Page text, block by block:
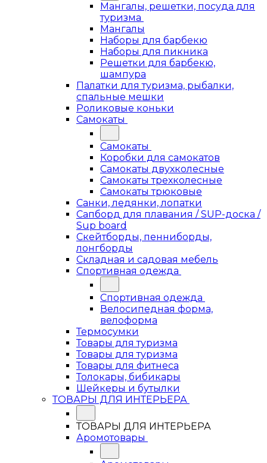
Мангалы, решетки, посуда для
туризма
Мангалы
Наборы для барбекю
Наборы для пикника
Решетки для барбекю,
шампура
Палатки для туризма, рыбалки,
спальные мешки
Роликовые коньки
Самокаты
Самокаты
Коробки для самокатов
Самокаты двухколесные
Самокаты трехколесные
Самокаты трюковые
Санки, ледянки, лопатки
Сапборд для плавания / SUP-доска /
Sup board
Скейтборды, пенниборды,
лонгборды
Складная и садовая мебель
Спортивная одежда
Спортивная одежда
Велосипедная форма,
велоформа
Термосумки
Товары для туризма
Товары для туризма
Товары для фитнеса
Толокары, бибикары
Шейкеры и бутылки
ТОВАРЫ ДЛЯ ИНТЕРЬЕРА
ТОВАРЫ ДЛЯ ИНТЕРЬЕРА
Аромотовары